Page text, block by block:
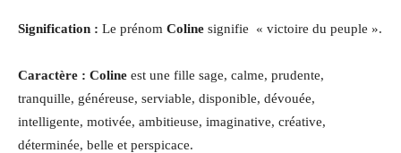
Signification : Le prénom Coline signifie « victoire du peuple ».
Caractère : Coline est une fille sage, calme, prudente,
tranquille, généreuse, serviable, disponible, dévouée,
intelligente, motivée, ambitieuse, imaginative, créative,
déterminée, belle et perspicace.